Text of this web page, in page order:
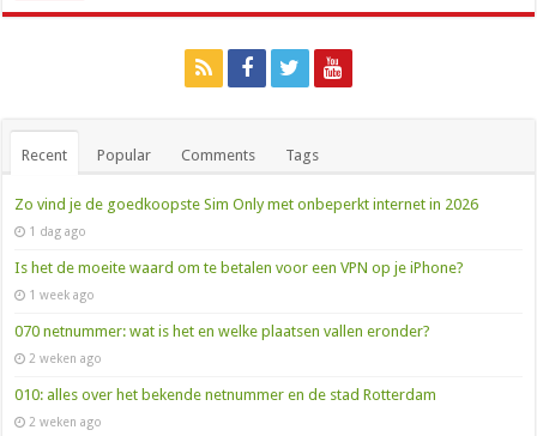
Recent Popular Comments Tags
Zo vind je de goedkoopste Sim Only met onbeperkt internet in 2026
1 dag ago
Is het de moeite waard om te betalen voor een VPN op je iPhone?
1 week ago
070 netnummer: wat is het en welke plaatsen vallen eronder?
2 weken ago
010: alles over het bekende netnummer en de stad Rotterdam
2 weken ago